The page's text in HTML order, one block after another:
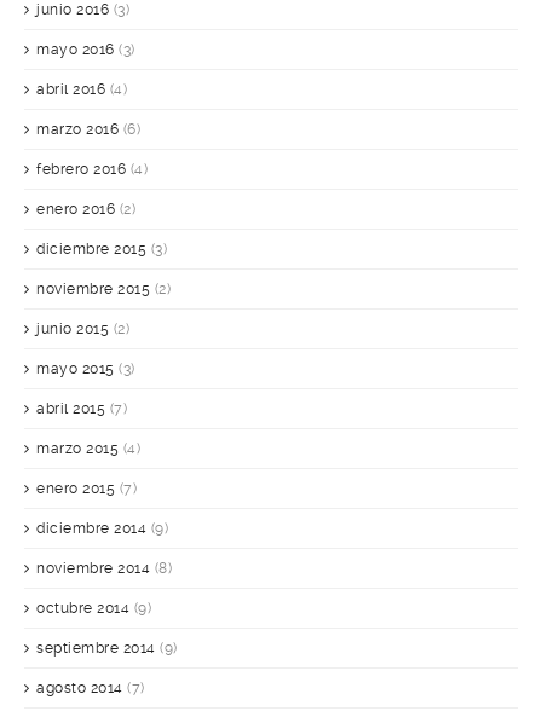
junio 2016 (3)
mayo 2016 (3)
abril 2016 (4)
marzo 2016 (6)
febrero 2016 (4)
enero 2016 (2)
diciembre 2015 (3)
noviembre 2015 (2)
junio 2015 (2)
mayo 2015 (3)
abril 2015 (7)
marzo 2015 (4)
enero 2015 (7)
diciembre 2014 (9)
noviembre 2014 (8)
octubre 2014 (9)
septiembre 2014 (9)
agosto 2014 (7)